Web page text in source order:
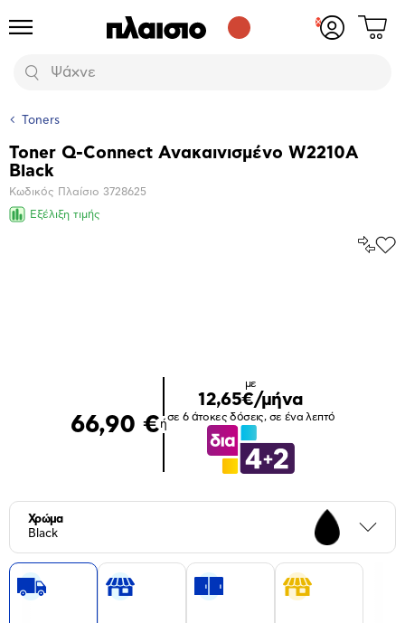
Προϊόντα
Αναζήτηση
Δες
Toners
Βασικά
χαρακτηριστικά
Toner Q-Connect Ανακαινισμένο W2210A
Black
Κωδικός Πλαίσιο 3728625
Εξέλιξη τιμής
66,90 €ή
με
12,65€/μήνα
σε 6 άτοκες δόσεις, σε ένα λεπτό
Χρώμα
Black